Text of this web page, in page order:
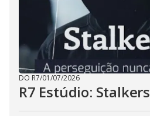
DO R7/01/07/2026
R7 Estúdio: Stalkers